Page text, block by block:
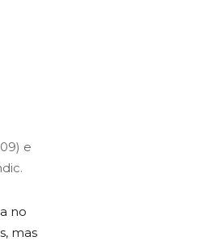
e
no
mas